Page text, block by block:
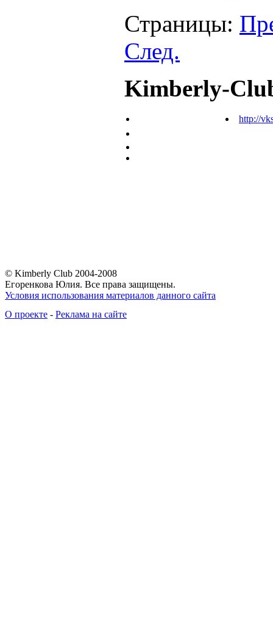
Страницы:
След.
Kimberly-
http://
© Kimberly Club 2004-2008
Егоренкова Юлия. Все права защищены.
Условия использования материалов данного сайта
О проекте - Реклама на сайте